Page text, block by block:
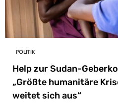
POLITIK
Help zur Sudan-
„Größte humanitäre
weitet sich aus“